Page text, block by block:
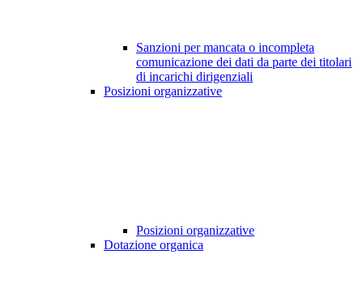
Sanzioni per mancata o incompleta
comunicazione dei dati da parte dei titolari
di incarichi dirigenziali
Posizioni organizzative
Posizioni organizzative
Dotazione organica